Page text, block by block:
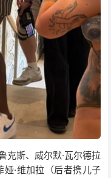
克斯、威尔默·瓦尔德拉
娅·维加拉（后者携儿子